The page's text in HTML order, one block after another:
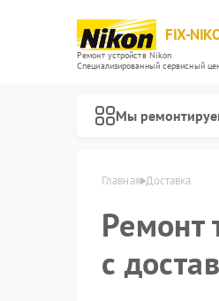
FIX-
Ремонт устройств Nikon
Специализированный cервисный
Мы
Главная Доставка
Ремонт
с